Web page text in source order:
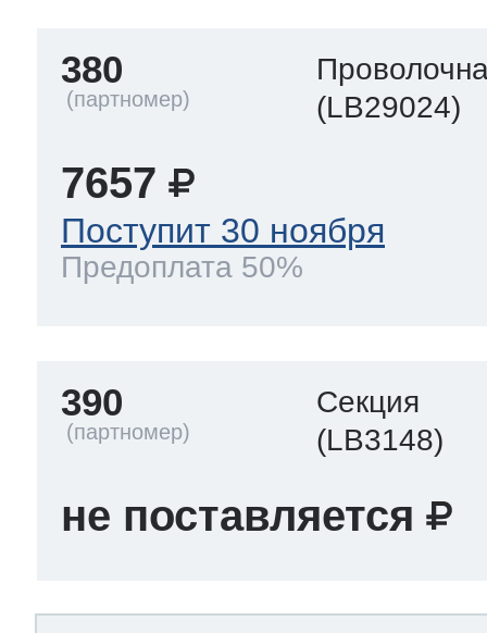
380
(LB29024)
7657
Поступит 30 ноября
Предоплата 50%
390
Секция
(LB3148)
не поставляется